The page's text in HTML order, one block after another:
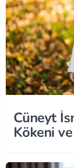
Cüneyt
Kökeni